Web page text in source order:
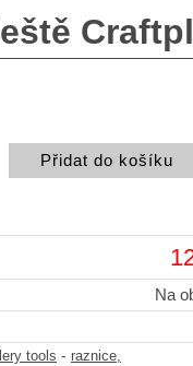
Na
tools - raznice,